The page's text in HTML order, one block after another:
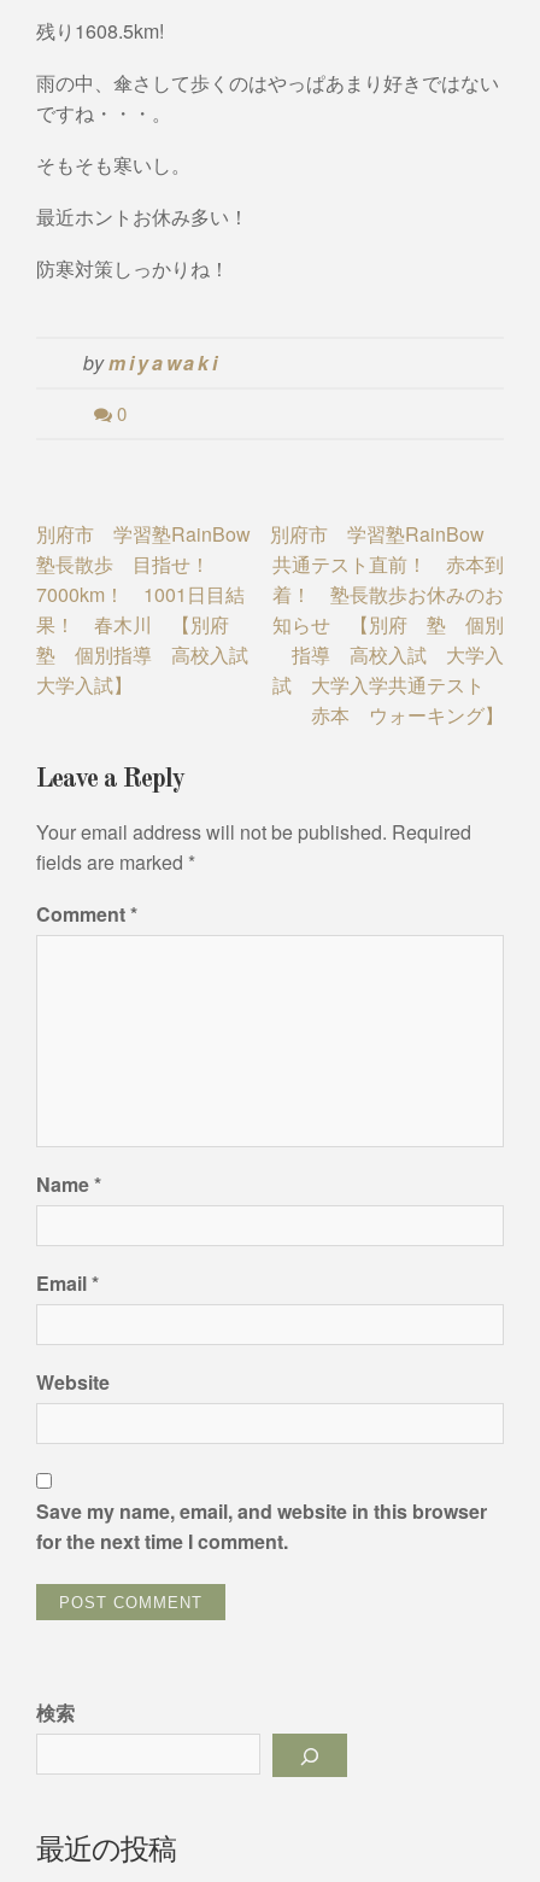
残り1608.5km!
雨の中、傘さして歩くのはやっぱあまり好きではない
ですね・・・。
そもそも寒いし。
最近ホントお休み多い！
防寒対策しっかりね！
bymiyawaki
0
Post
navigation
別府市 学習塾RainBow
塾長散歩 目指せ！
7000km！ 1001日目結
果！ 春木川 【別府
塾 個別指導 高校入試
大学入試】
別府市 学習塾RainBow
共通テスト直前！ 赤本到
着！ 塾長散歩お休みのお
知らせ 【別府 塾 個別
指導 高校入試 大学入
試 大学入学共通テスト
赤本 ウォーキング】
Leave a Reply
Your email address will not be published. Required
fields are marked *
Comment*
Name*
Email*
Website
Save my name, email, and website in this browser
for the next time I comment.
検索
最近の投稿